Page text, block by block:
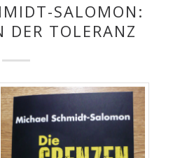
SALOMON:
DER TOLERANZ